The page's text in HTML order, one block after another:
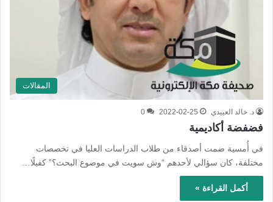
المقالات
د. خالد العييدي 2022-02-25
0
فضفضة أكاديمية
في أُمسية ضمت أصدقاء من طلاب الدراسات العليا في تخصصات
مختلفة، كان سؤالي لأحدهم “وش سويت في موضوع البحث؟” كفيلًا…
أكمل القراءة »